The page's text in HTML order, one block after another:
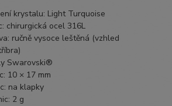
krystalu: Light Turquoise
chirurgická ocel 316L
ručně vysoce leštěná (vzhled
Swarovski®
10 × 17 mm
na klapky
2 g